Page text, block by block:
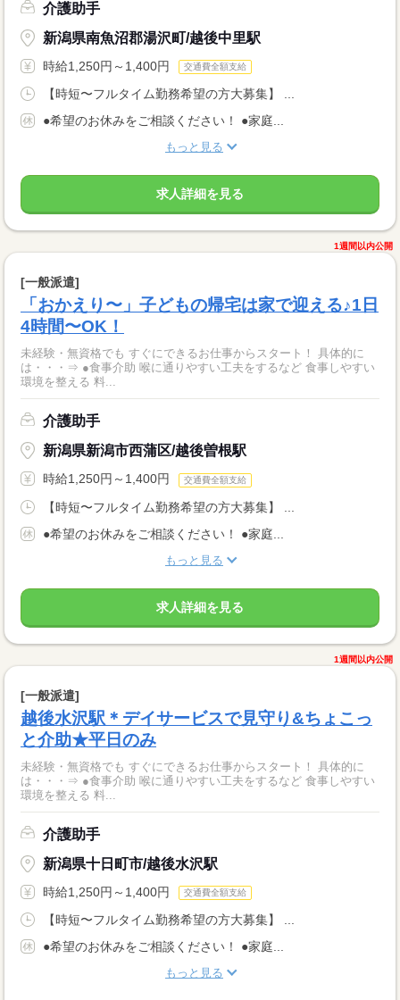
介護助手
新潟県南魚沼郡湯沢町/越後中里駅
時給1,250円～1,400円 交通費全額支給
【時短〜フルタイム勤務希望の方大募集】 ...
●希望のお休みをご相談ください！ ●家庭...
もっと見る
求人詳細を見る
1週間以内公開
[一般派遣]
「おかえり〜」子どもの帰宅は家で迎える♪1日
4時間〜OK！
未経験・無資格でも すぐにできるお仕事からスタート！ 具体的に
は・・・⇒ ●食事介助 喉に通りやすい工夫をするなど 食事しやすい
環境を整える 料...
介護助手
新潟県新潟市西蒲区/越後曽根駅
時給1,250円～1,400円 交通費全額支給
【時短〜フルタイム勤務希望の方大募集】 ...
●希望のお休みをご相談ください！ ●家庭...
もっと見る
求人詳細を見る
1週間以内公開
[一般派遣]
越後水沢駅＊デイサービスで見守り&ちょこっ
と介助★平日のみ
未経験・無資格でも すぐにできるお仕事からスタート！ 具体的に
は・・・⇒ ●食事介助 喉に通りやすい工夫をするなど 食事しやすい
環境を整える 料...
介護助手
新潟県十日町市/越後水沢駅
時給1,250円～1,400円 交通費全額支給
【時短〜フルタイム勤務希望の方大募集】 ...
●希望のお休みをご相談ください！ ●家庭...
もっと見る